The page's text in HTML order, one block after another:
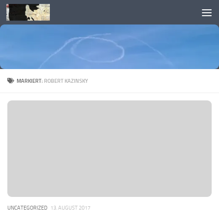
Skip to content
MARKIERT: ROBERT KAZINSKY
UNCATEGORIZED 13. AUGUST 2017